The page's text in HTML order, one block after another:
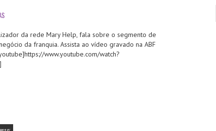
da rede Mary Help, fala sobre o segmento de
da franquia. Assista ao vídeo gravado na ABF
www.youtube.com/watch?